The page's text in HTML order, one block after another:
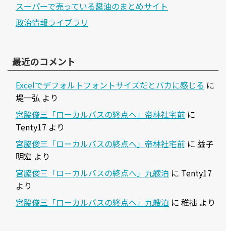
スーパーで売っている醤油のまとめサイト
政治情報ライブラリ
最近のコメント
Excelでデフォルトフォントサイズだとバカに感じる に
堤一弘 より
宮脇俊三「ローカルバスの終点へ」帝林社宅前 に
Tenty17 より
宮脇俊三「ローカルバスの終点へ」帝林社宅前 に 益子
明宏 より
宮脇俊三「ローカルバスの終点へ」九艘泊 に Tenty17
より
宮脇俊三「ローカルバスの終点へ」九艘泊 に 稚拙 より